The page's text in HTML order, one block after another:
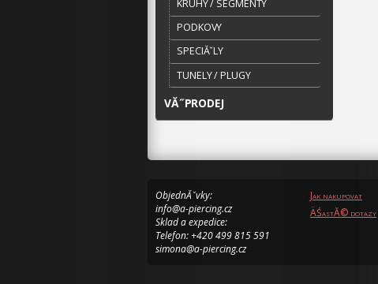
KRUHY / SEGMENTY
PODKOVY
SPECIĂˇLY
TUNELY / PLUGY
VĂ˝PRODEJ
ObjednĂˇvky:
info@a-piercing.cz
Sklad a expedice:
Telefon: +420 499 815 591
simona@a-piercing.cz
Jak nakupovat
ÄŚastĂ© dotazy